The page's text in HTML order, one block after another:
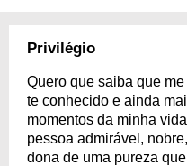
Privilégio
Quero que saiba que
te conhecido e ainda
momentos da minha
pessoa admirável,
dona de uma pureza